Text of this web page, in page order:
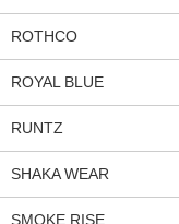
ROTHCO
ROYAL BLUE
RUNTZ
SHAKA WEAR
SMOKE RISE